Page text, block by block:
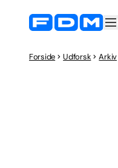
Forside Udforsk Arkiv